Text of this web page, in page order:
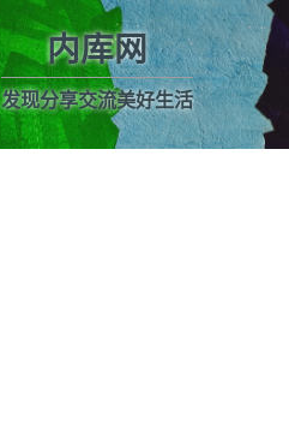
内库网
发现分享交流美好生活